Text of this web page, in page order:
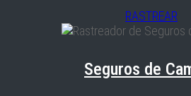
RASTREAR
Seguros de